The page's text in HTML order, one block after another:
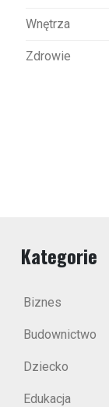
Wnętrza
Zdrowie
Kategorie
Biznes
Budownictwo
Dziecko
Edukacja